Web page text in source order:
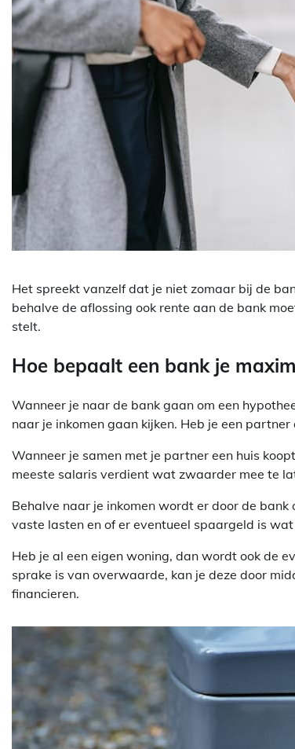
Het spreekt vanzelf dat je niet zomaar bij de
behalve de aflossing ook rente aan de bank
stelt.
Hoe bepaalt een bank je
Wanneer je naar de bank gaan om een
naar je inkomen gaan kijken. Heb je een
Wanneer je samen met je partner een huis
meeste salaris verdient wat zwaarder mee te
Behalve naar je inkomen wordt er door de
vaste lasten en of er eventueel spaargeld is
Heb je al een eigen woning, dan wordt ook de
sprake is van overwaarde, kan je deze door
financieren.